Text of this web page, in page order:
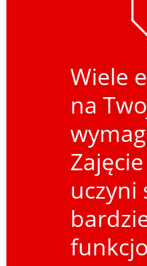
Wiele
na
uczyni